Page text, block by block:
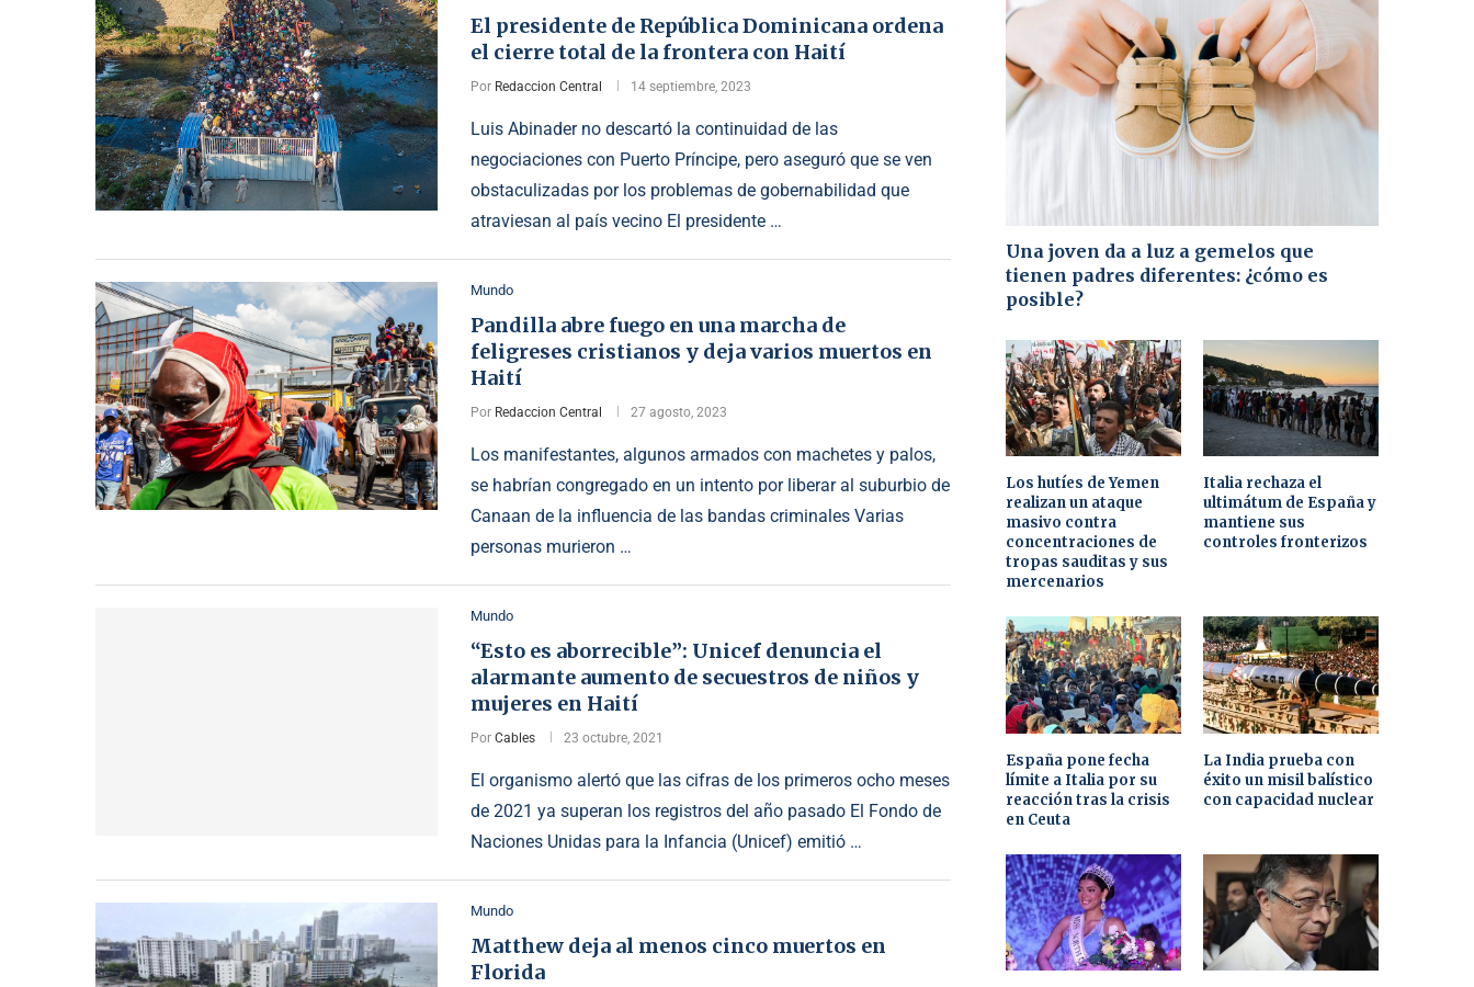
El presidente de República Dominicana ordena
el cierre total de la frontera con Haití
Por Redaccion Central 14 septiembre, 2023
Luis Abinader no descartó la continuidad de las
negociaciones con Puerto Príncipe, pero aseguró que se ven
obstaculizadas por los problemas de gobernabilidad que
atraviesan al país vecino El presidente …
Mundo
Pandilla abre fuego en una marcha de
feligreses cristianos y deja varios muertos en
Haití
Por Redaccion Central 27 agosto, 2023
Los manifestantes, algunos armados con machetes y palos,
se habrían congregado en un intento por liberar al suburbio de
Canaan de la influencia de las bandas criminales Varias
personas murieron …
Mundo
“Esto es aborrecible”: Unicef denuncia el
alarmante aumento de secuestros de niños y
mujeres en Haití
Por Cables 23 octubre, 2021
El organismo alertó que las cifras de los primeros ocho meses
de 2021 ya superan los registros del año pasado El Fondo de
Naciones Unidas para la Infancia (Unicef) emitió …
Mundo
Matthew deja al menos cinco muertos en
Florida
Una joven da a luz a gemelos que
tienen padres diferentes: ¿cómo es
posible?
Los hutíes de Yemen
realizan un ataque
masivo contra
concentraciones de
tropas sauditas y sus
mercenarios
Italia rechaza el
ultimátum de España y
mantiene sus
controles fronterizos
España pone fecha
límite a Italia por su
reacción tras la crisis
en Ceuta
La India prueba con
éxito un misil balístico
con capacidad nuclear